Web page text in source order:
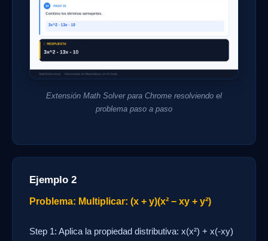
Extensión Math Solver para Chrome resolviendo el
problema paso a paso
Ejemplo 2
Problema: Multiplicar: (x + y)(x² − xy + y²)
Step 1: Aplica la propiedad distributiva: x(x²) + x(-xy)